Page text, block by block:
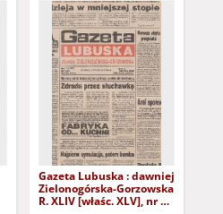
Gazeta Lubuska : dawniej
Zielonogórska-Gorzowska
R. XLIV [właśc. XLV], nr 52